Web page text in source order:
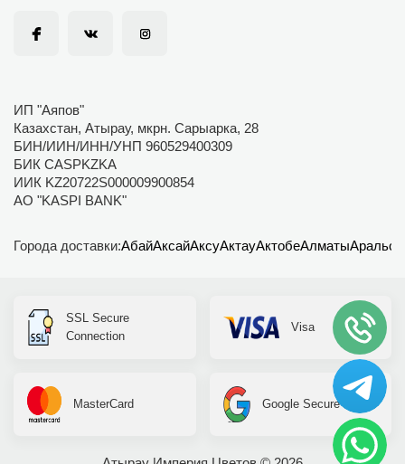
ИП "Аяпов"
Казахстан, Атырау, мкрн. Сарыарка, 28
БИН/ИИН/ИНН/УНП 960529400309
БИК CASPKZKA
ИИК KZ20722S000009900854
АО "KASPI BANK"
Города доставки:АбайАксайАксуАктауАктобеАлматыАральск
SSL Secure
Connection
Visa
MasterCard Google Secure